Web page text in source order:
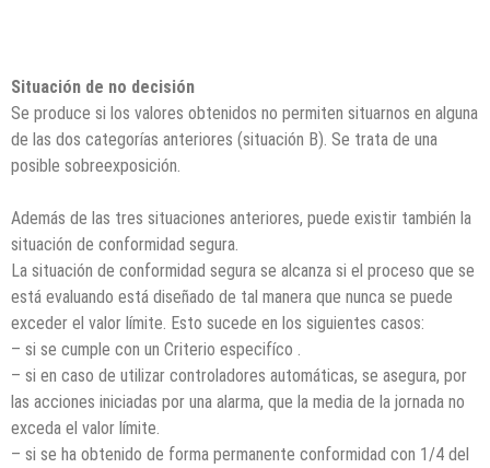
Situación de no decisión
Se produce si los valores obtenidos no permiten situarnos en alguna
de las dos categorías anteriores (situación B). Se trata de una
posible sobreexposición.
Además de las tres situaciones anteriores, puede existir también la
situación de conformidad segura.
La situación de conformidad segura se alcanza si el proceso que se
está evaluando está diseñado de tal manera que nunca se puede
exceder el valor límite. Esto sucede en los siguientes casos:
– si se cumple con un Criterio especifíco .
– si en caso de utilizar controladores automáticas, se asegura, por
las acciones iniciadas por una alarma, que la media de la jornada no
exceda el valor límite.
– si se ha obtenido de forma permanente conformidad con 1/4 del